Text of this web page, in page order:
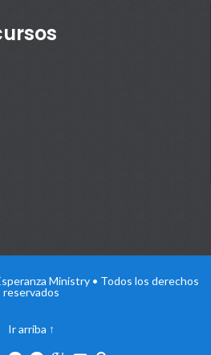
Ministry • Todos los derechos
reservados
Ir arriba ↑